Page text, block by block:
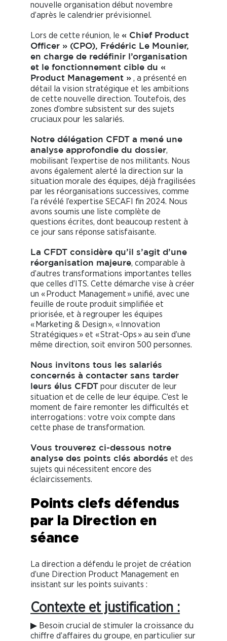
nouvelle organisation début novembre
d’après le calendrier prévisionnel.
Lors de cette réunion, le « Chief Product
Officer » (CPO), Frédéric Le Mounier,
en charge de redéfinir l’organisation
et le fonctionnement cible du «
Product Management » , a présenté en
détail la vision stratégique et les ambitions
de cette nouvelle direction. Toutefois, des
zones d’ombre subsistent sur des sujets
cruciaux pour les salariés.
Notre délégation CFDT a mené une
analyse approfondie du dossier,
mobilisant l’expertise de nos militants. Nous
avons également alerté la direction sur la
situation morale des équipes, déjà fragilisées
par les réorganisations successives, comme
l’a révélé l’expertise SECAFI fin 2024. Nous
avons soumis une liste complète de
questions écrites, dont beaucoup restent à
ce jour sans réponse satisfaisante.
La CFDT considère qu’il s’agit d’une
réorganisation majeure, comparable à
d’autres transformations importantes telles
que celles d’ITS. Cette démarche vise à créer
un « Product Management » unifié, avec une
feuille de route produit simplifiée et
priorisée, et à regrouper les équipes
« Marketing & Design », « Innovation
Stratégiques » et « Strat-Ops » au sein d’une
même direction, soit environ 500 personnes.
Nous invitons tous les salariés
concernés à contacter sans tarder
leurs élus CFDT
pour discuter de leur
situation et de celle de leur équipe. C’est le
moment de faire remonter les difficultés et
interrogations : votre voix compte dans
cette phase de transformation.
Vous trouverez ci-dessous notre
analyse des points clés abordés et des
sujets qui nécessitent encore des
éclaircissements.
Points clefs défendus
par la Direction en
séance
La direction a défendu le projet de création
d’une Direction Product Management en
insistant sur les points suivants :
Contexte et justification :
▶ Besoin crucial de stimuler la croissance du
chiffre d’affaires du groupe, en particulier sur